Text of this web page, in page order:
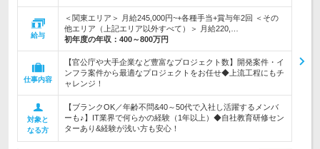
給与
＜関東エリア＞ 月給245,000円~+各種手当+賞与年2回 ＜その
他エリア（上記エリア以外すべて）＞ 月給220,…
初年度の年収： 400～800万円
仕事内容
【官公庁や大手企業など豊富なプロジェクト数】開発案件・イ
ンフラ案件から最適なプロジェクトをお任せ◆上流工程にもチ
ャレンジ！
対象と
なる方
【ブランクOK／年齢不問&40～50代で入社し活躍するメンバ
ーも♪】IT業界で何らかの経験（1年以上）◆自社教育研修セン
ターあり&経験が浅い方も安心！